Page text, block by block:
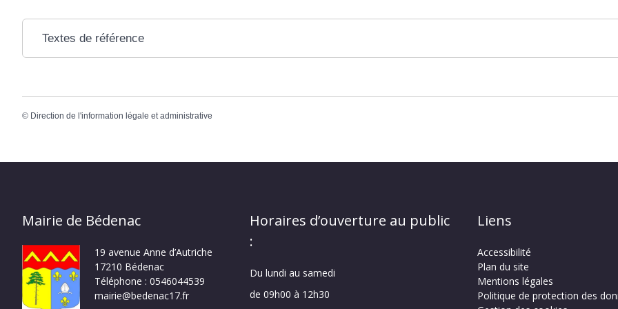
Textes de référence
© Direction de l'information légale et administrative
Mairie de Bédenac
19 avenue Anne d’Autriche
17210 Bédenac
Téléphone : 0546044539
mairie@bedenac17.fr
Horaires d’ouverture au public
:
Du lundi au samedi
de 09h00 à 12h30
Liens
Accessibilité
Plan du site
Mentions légales
Politique de protection des